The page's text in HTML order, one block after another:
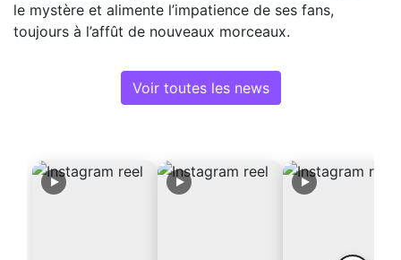
le mystère et alimente l’impatience de ses fans,
toujours à l’affût de nouveaux morceaux.
Voir toutes les news